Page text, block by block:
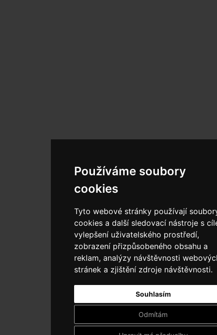
Používáme soubory
cookies
Tyto webové stránky používají
cookies a další sledovací nástroje s
vylepšení uživatelského prostředí,
zobrazení přizpůsobeného obsahu a
reklam, analýzy návštěvnosti
stránek a zjištění zdroje návštěvnosti.
Souhlasím
Odmítám